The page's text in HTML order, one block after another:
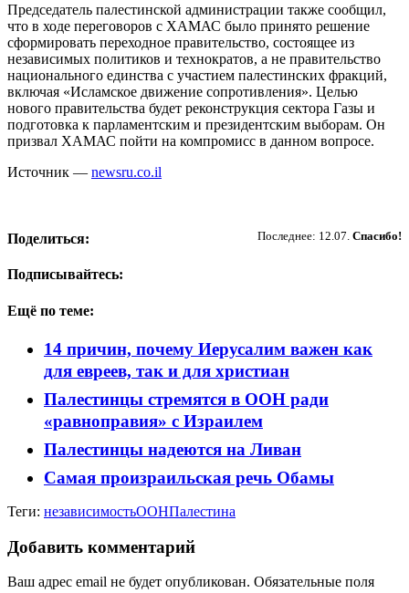
Председатель палестинской администрации также сообщил,
что в ходе переговоров с ХАМАС было принято решение
сформировать переходное правительство, состоящее из
независимых политиков и технократов, а не правительство
национального единства с участием палестинских фракций,
включая «Исламское движение сопротивления». Целью
нового правительства будет реконструкция сектора Газы и
подготовка к парламентским и президентским выборам. Он
призвал ХАМАС пойти на компромисс в данном вопросе.
Источник — newsru.co.il
Последнее: 12.07. Спасибо!
Поделиться:
Подписывайтесь:
Ещё по теме:
14 причин, почему Иерусалим важен как
для евреев, так и для христиан
Палестинцы стремятся в ООН ради
«равноправия» с Израилем
Палестинцы надеются на Ливан
Самая произраильская речь Обамы
Теги: независимостьООНПалестина
Добавить комментарий
Ваш адрес email не будет опубликован. Обязательные поля